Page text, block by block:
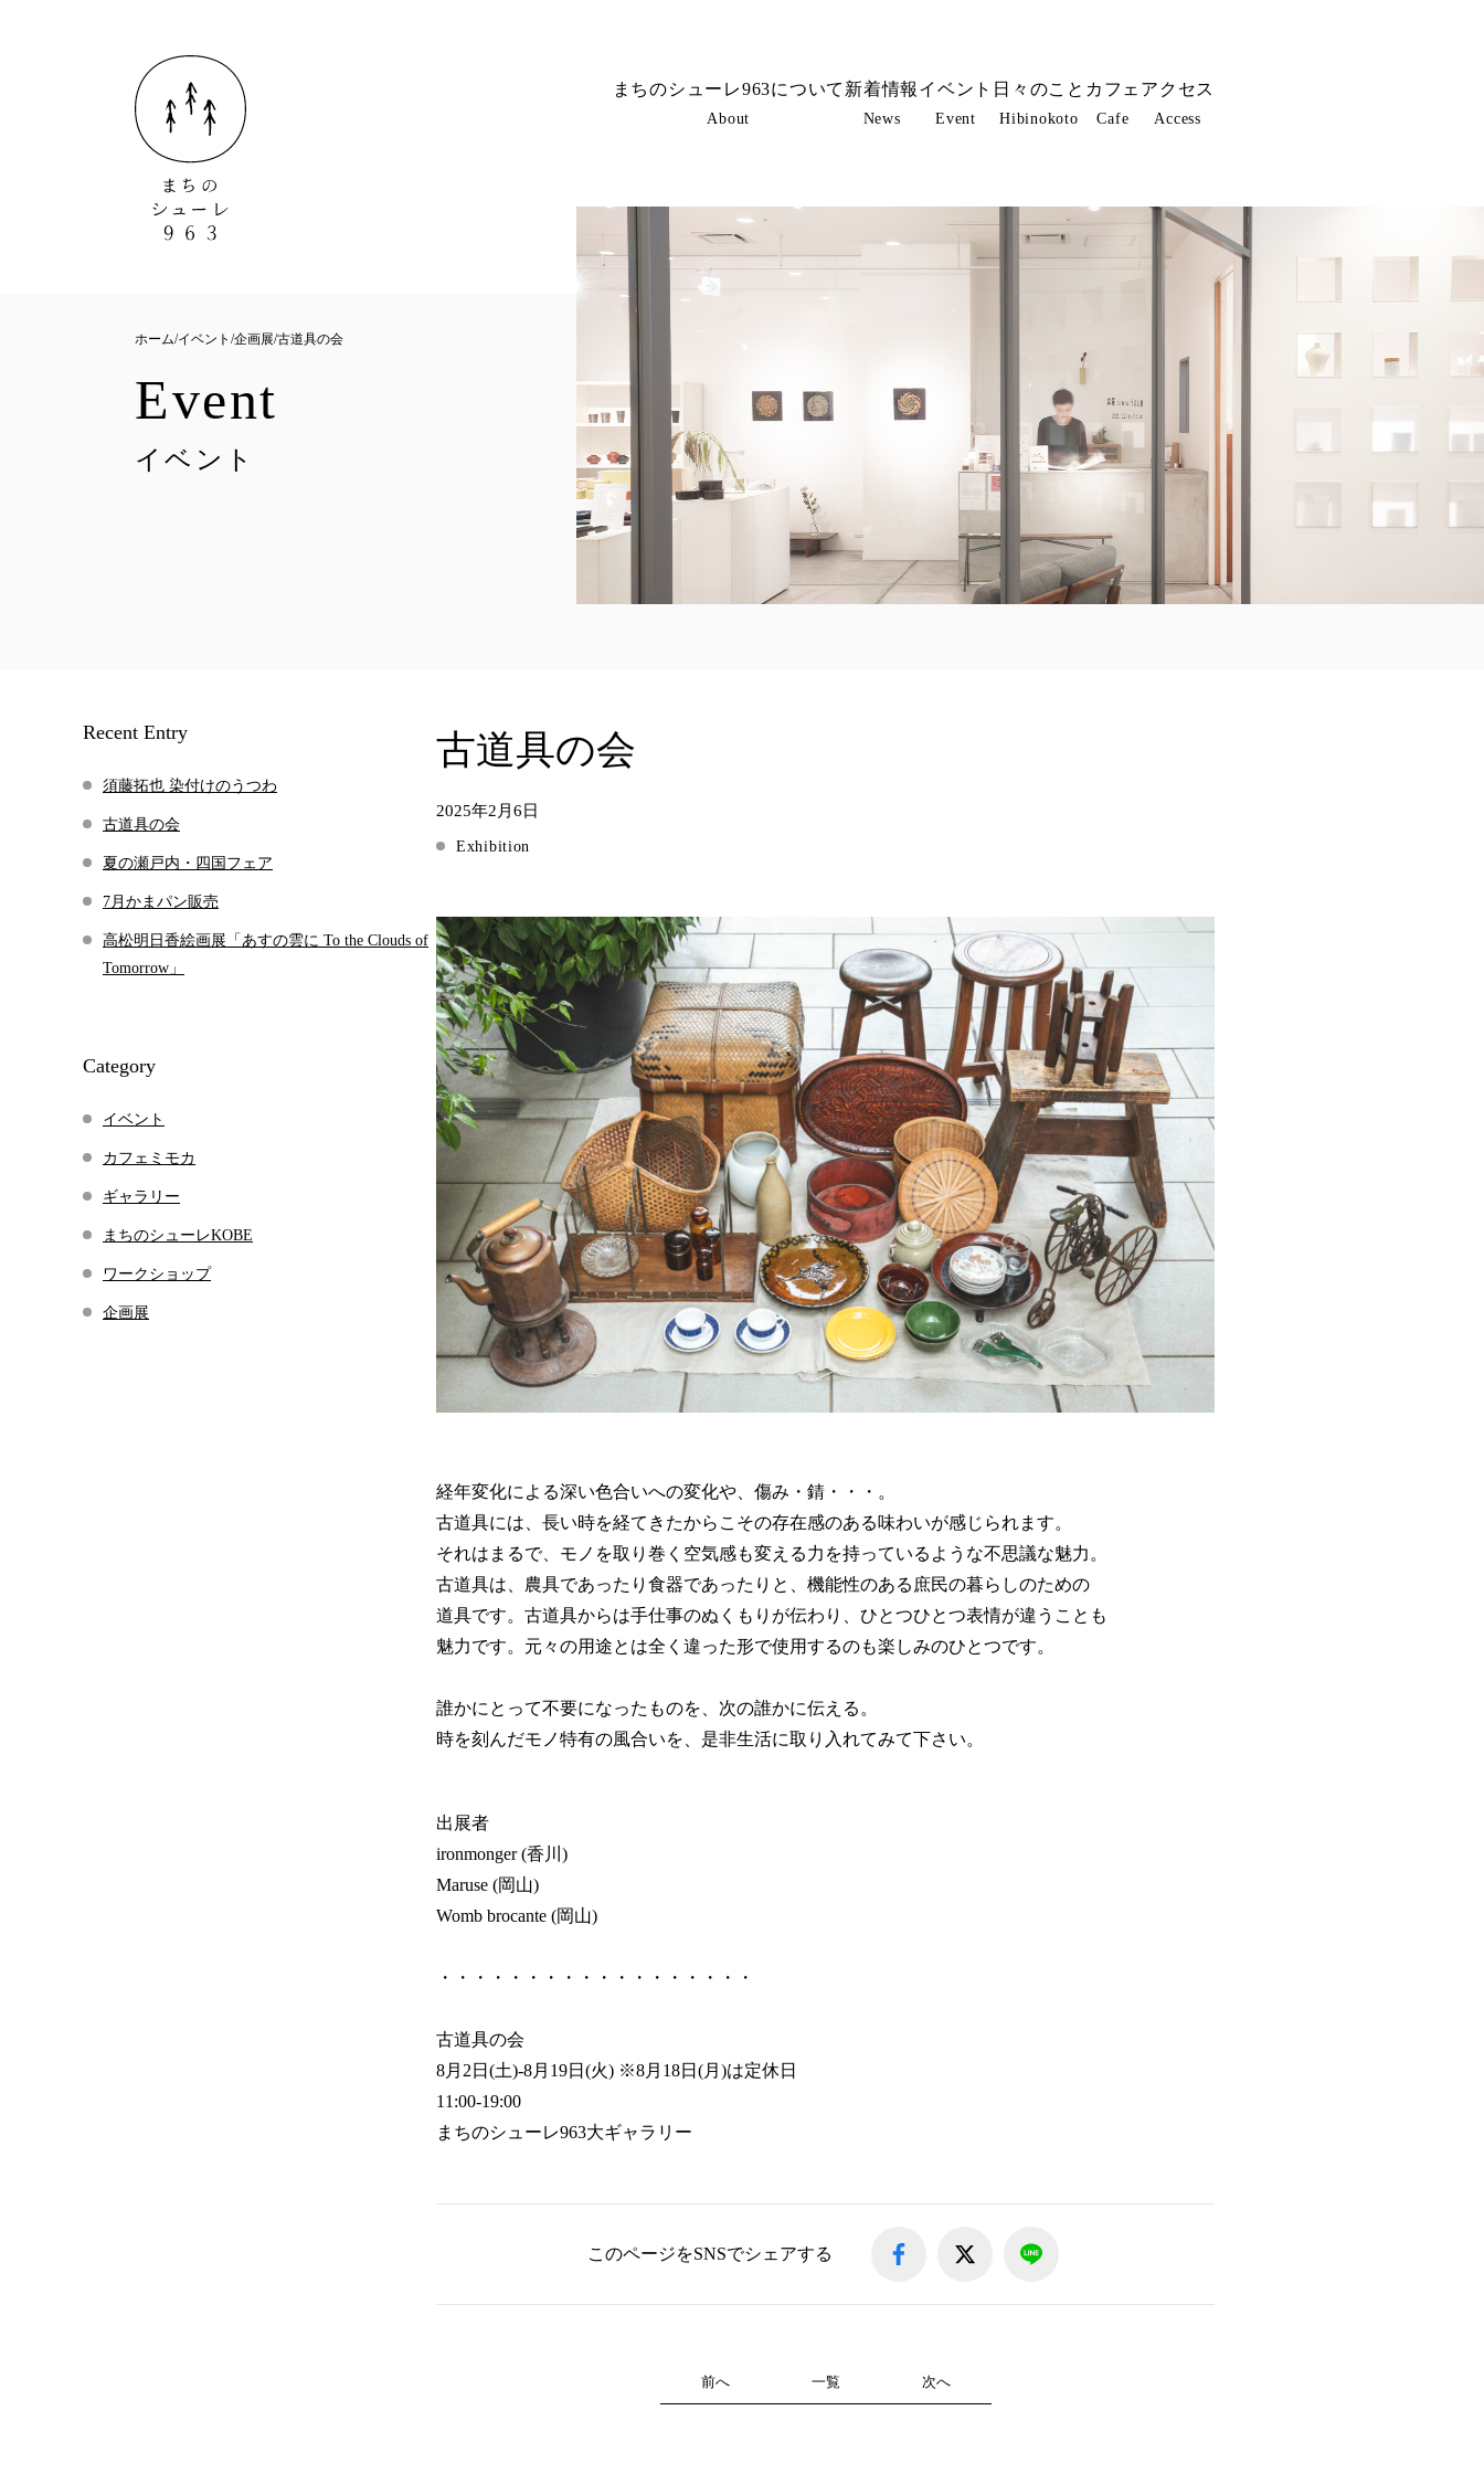
まちのシューレ963について
About
新着情報
News
イベント
Event
日々のこと
Hibinokoto
カフェ
Cafe
アクセス
Access
ホーム イベント 企画展 古道具の会
Event
イベント
古道具の会
2025年2月6日
Exhibition
経年変化による深い色合いへの変化や、傷み・錆・・・。
古道具には、長い時を経てきたからこその存在感のある味わいが感じられます。
それはまるで、モノを取り巻く空気感も変える力を持っているような不思議な魅力。
古道具は、農具であったり食器であったりと、機能性のある庶民の暮らしのための
道具です。古道具からは手仕事のぬくもりが伝わり、ひとつひとつ表情が違うことも
魅力です。元々の用途とは全く違った形で使用するのも楽しみのひとつです。
誰かにとって不要になったものを、次の誰かに伝える。
時を刻んだモノ特有の風合いを、是非生活に取り入れてみて下さい。
出展者
ironmonger (香川)
Maruse (岡山)
Womb brocante (岡山)
・・・・・・・・・・・・・・・・・・
古道具の会
8月2日(土)-8月19日(火) ※8月18日(月)は定休日
11:00-19:00
まちのシューレ963大ギャラリー
このページをSNSでシェアする
前へ 一覧 次へ
Recent Entry
須藤拓也 染付けのうつわ
古道具の会
夏の瀬戸内・四国フェア
7月かまパン販売
高松明日香絵画展「あすの雲に To the Clouds of
Tomorrow」
Category
イベント
カフェミモカ
ギャラリー
まちのシューレKOBE
ワークショップ
企画展